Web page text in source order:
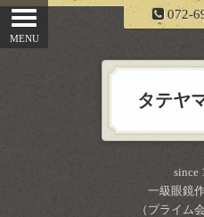
072-
タテヤ
since
一級眼鏡
（プライム